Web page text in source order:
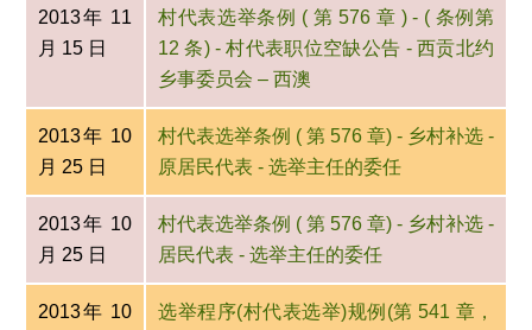
2013年 11
月 15 日
村代表选举条例 ( 第 576 章 ) - ( 条例第
12 条) - 村代表职位空缺公告 - 西贡北约
乡事委员会 – 西澳
2013年 10
月 25 日
村代表选举条例 ( 第 576 章) - 乡村补选 -
原居民代表 - 选举主任的委任
2013年 10
月 25 日
村代表选举条例 ( 第 576 章) - 乡村补选 -
居民代表 - 选举主任的委任
2013年 10
选举程序(村代表选举)规例(第 541 章，